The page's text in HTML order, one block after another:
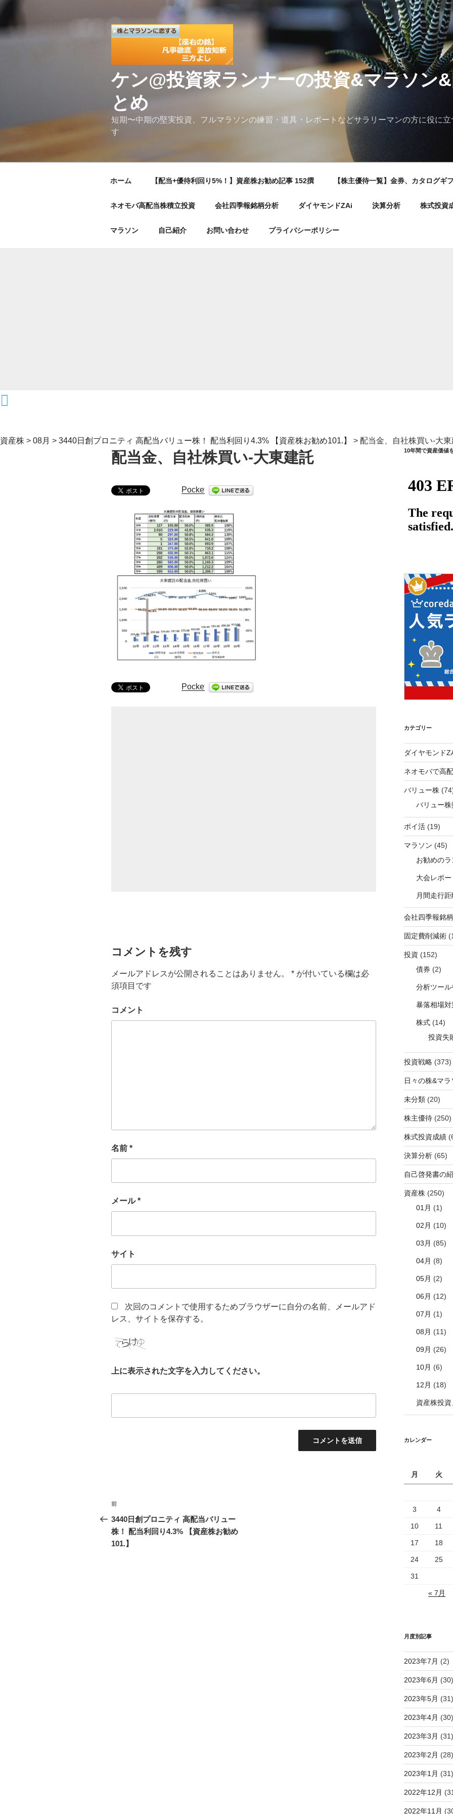
コ
テ
ケン@投資家ランナーの投資&マラソン
とめ
短期〜中期の堅実投資、フルマラソンの練習・道具・レポートなどサラリーマンの方に役に
す
ホーム 【配当+優待利回り5%！】資産株お勧め記事 152撰 【株主優待一覧】金券、カタログギ
ネオモバ高配当株積立投資 会社四季報銘柄分析 ダイヤモンドZAi 決算分析 株式投資
マラソン 自己紹介 お問い合わせ プライバシーポリシー
資産株 > 08月 > 3440日創プロニティ 高配当バリュー株！ 配当利回り4.3% 【資産株お勧め101.】 > 配当金、自社株買い-大東
配当金、自社株買い-大東建託
Pocket
Pocket
コメントを残す
メールアドレスが公開されることはありません。 * が付いている欄は必
須項目です
コメント
名前 *
メール*
サイト
次回のコメントで使用するためブラウザーに自分の名前、メールアド
レス、サイトを保存する。
上に表示された文字を入力してください。
投
稿
ナ
前
の
投
稿
前
3440日創プロニティ 高配当バリュー
株！ 配当利回り4.3% 【資産株お勧め
101.】
10年間で資産価値
カテゴリー
ダイヤモンド
ネオモバで高
バリュー株
バリュー
ポイ活(19)
マラソン (45)
お勧めの
大会レポー
月間走行距
会社四季報銘
固定費削減術
投資 (152)
債券 (2)
分析ツー
暴落相場対
株式(14)
投資失
投資戦略(373)
日々の株&マ
未分類(20)
株主優待(250)
株式投資成績
決算分析(65)
自己啓発書の
資産株(250)
01月 (1)
02月 (10)
03月 (85)
04月 (8)
05月 (2)
06月 (12)
07月 (1)
08月 (11)
09月 (26)
10月 (6)
12月 (18)
資産株投資
カレンダー
月
火
3 4
10 11
17 18
24 25
31
« 7月
月度別記事
2023年7月 (2)
2023年6月 (30)
2023年5月 (31)
2023年4月 (30)
2023年3月 (31)
2023年2月 (28)
2023年1月 (31)
2022年12月
2022年11月